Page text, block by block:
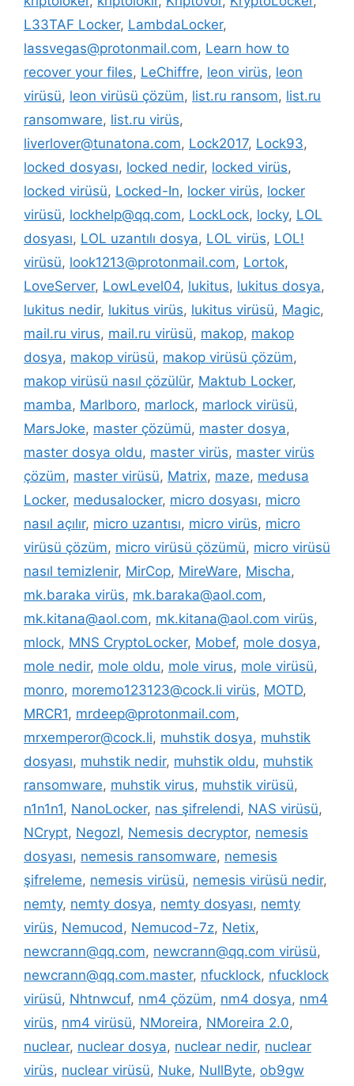
L33TAF Locker, LambdaLocker,
lassvegas@protonmail.com, Learn how to
recover your files, LeChiffre, leon virüs, leon
virüsü, leon virüsü çözüm, list.ru ransom, list.ru
ransomware, list.ru virüs,
liverlover@tunatona.com, Lock2017, Lock93,
locked dosyası, locked nedir, locked virüs,
locked virüsü, Locked-In, locker virüs, locker
virüsü, lockhelp@qq.com, LockLock, locky, LOL
dosyası, LOL uzantılı dosya, LOL virüs, LOL!
virüsü, look1213@protonmail.com, Lortok,
LoveServer, LowLevel04, lukitus, lukitus dosya,
lukitus nedir, lukitus virüs, lukitus virüsü, Magic,
mail.ru virus, mail.ru virüsü, makop, makop
dosya, makop virüsü, makop virüsü çözüm,
makop virüsü nasıl çözülür, Maktub Locker,
mamba, Marlboro, marlock, marlock virüsü,
MarsJoke, master çözümü, master dosya,
master dosya oldu, master virüs, master virüs
çözüm, master virüsü, Matrix, maze, medusa
Locker, medusalocker, micro dosyası, micro
nasıl açılır, micro uzantısı, micro virüs, micro
virüsü çözüm, micro virüsü çözümü, micro virüsü
nasıl temizlenir, MirCop, MireWare, Mischa,
mk.baraka virüs, mk.baraka@aol.com,
mk.kitana@aol.com, mk.kitana@aol.com virüs,
mlock, MNS CryptoLocker, Mobef, mole dosya,
mole nedir, mole oldu, mole virus, mole virüsü,
monro, moremo123123@cock.li virüs, MOTD,
MRCR1, mrdeep@protonmail.com,
mrxemperor@cock.li, muhstik dosya, muhstik
dosyası, muhstik nedir, muhstik oldu, muhstik
ransomware, muhstik virus, muhstik virüsü,
n1n1n1, NanoLocker, nas şifrelendi, NAS virüsü,
NCrypt, NegozI, Nemesis decryptor, nemesis
dosyası, nemesis ransomware, nemesis
şifreleme, nemesis virüsü, nemesis virüsü nedir,
nemty, nemty dosya, nemty dosyası, nemty
virüs, Nemucod, Nemucod-7z, Netix,
newcrann@qq.com, newcrann@qq.com virüsü,
newcrann@qq.com.master, nfucklock, nfucklock
virüsü, Nhtnwcuf, nm4 çözüm, nm4 dosya, nm4
virüs, nm4 virüsü, NMoreira, NMoreira 2.0,
nuclear, nuclear dosya, nuclear nedir, nuclear
virüs, nuclear virüsü, Nuke, NullByte, ob9gw